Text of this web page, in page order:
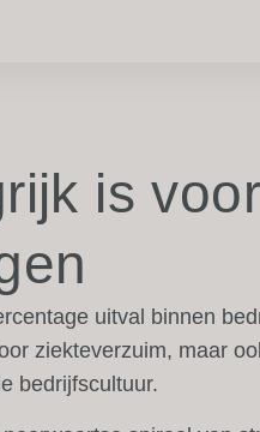
is
uitval binnen
ziekteverzuim, maar
bedrijfscultuur.